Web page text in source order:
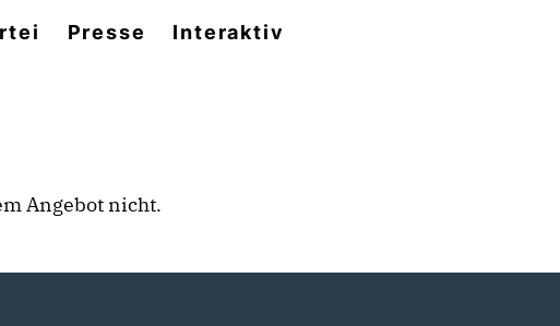
Presse Interaktiv
Angebot nicht.